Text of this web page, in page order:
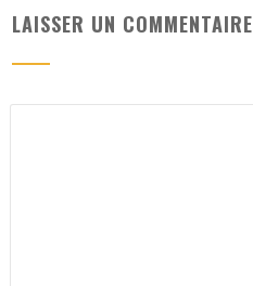
LAISSER UN COMMENTAIRE